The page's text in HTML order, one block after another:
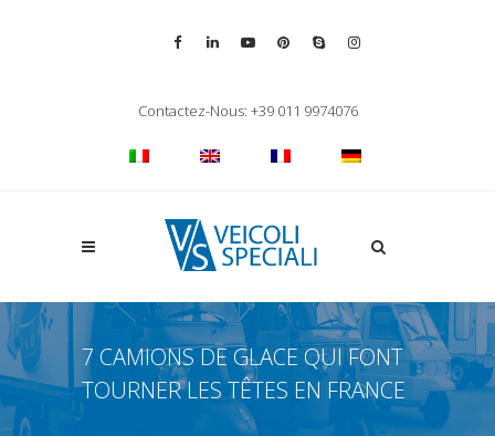
Contactez-Nous: +39 011 9974076
Apri la ricerca
7 CAMIONS DE GLACE QUI FONT
TOURNER LES TÊTES EN FRANCE